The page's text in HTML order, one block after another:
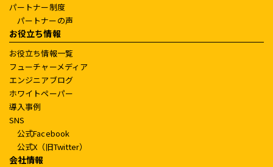
パートナー制度
パートナーの声
お役立ち情報
お役立ち情報一覧
フューチャーメディア
エンジニアブログ
ホワイトペーパー
導入事例
SNS
公式Facebook
公式X（旧Twitter）
会社情報